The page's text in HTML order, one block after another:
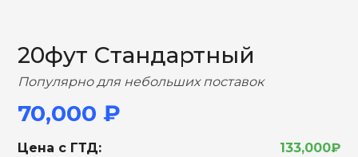
20фут Стандартный
Популярно для небольших поставок
70,000 ₽
Цена с ГТД: 133,000₽